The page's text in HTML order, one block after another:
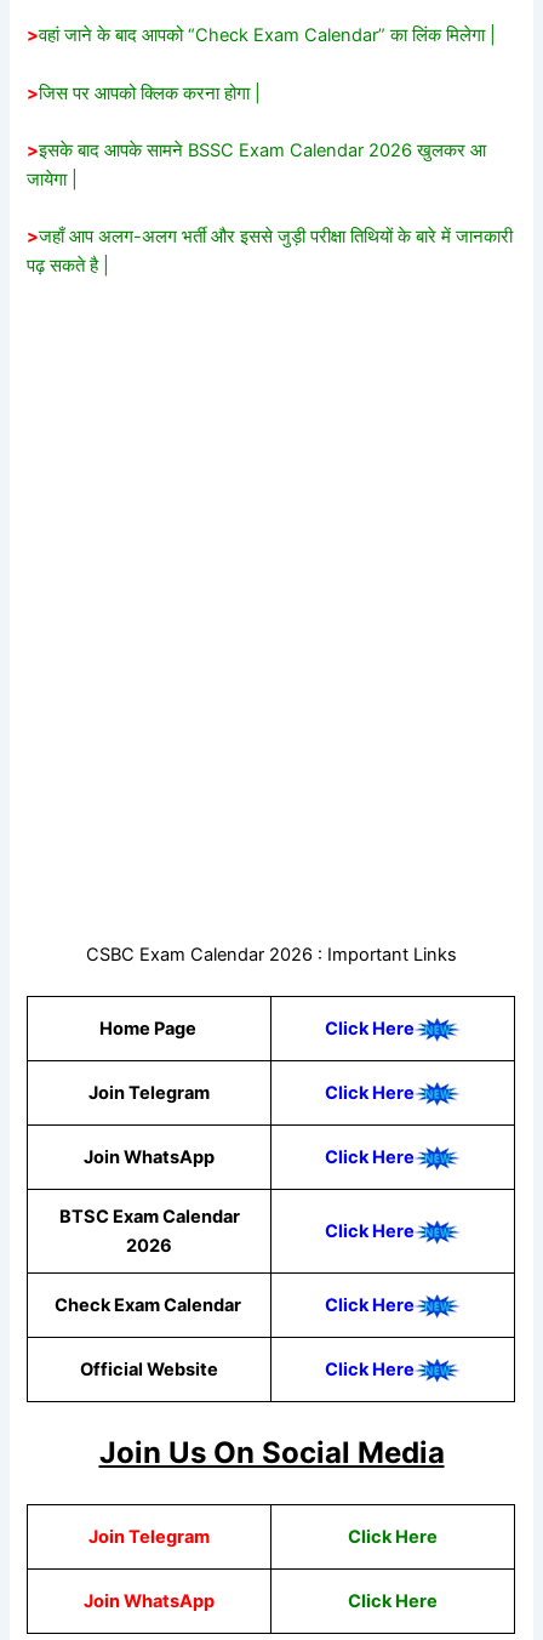
>वहां जाने के बाद आपको “Check Exam Calendar” का लिंक मिलेगा |
>जिस पर आपको क्लिक करना होगा |
>इसके बाद आपके सामने BSSC Exam Calendar 2026 खुलकर आ
जायेगा |
>जहाँ आप अलग-अलग भर्ती और इससे जुड़ी परीक्षा तिथियों के बारे में जानकारी
पढ़ सकते है |
CSBC Exam Calendar 2026 : Important Links
Home Page Click Here
Join Telegram Click Here
Join WhatsApp ClickHere
BTSC Exam Calendar
2026
Click Here
Check Exam Calendar Click Here
Official Website Click Here
Join Us On Social Media
Join Telegram Click Here
Join WhatsApp ClickHere